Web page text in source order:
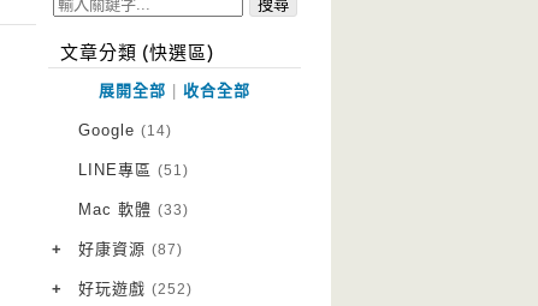
文章分類 (快選區)
展開全部 收合全部
Google (14)
LINE專區 (51)
Mac 軟體 (33)
+ 好康資源 (87)
VPN 翻牆
+ 好玩遊戲 (252)